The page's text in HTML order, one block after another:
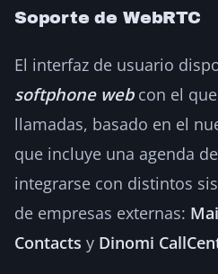
Soporte de WebRTC
El interfaz de usuario
softphone webcon el
llamadas, basado en el
que incluye una agenda
integrarse con distintos
de empresas externas:
Contacts y Dinomi